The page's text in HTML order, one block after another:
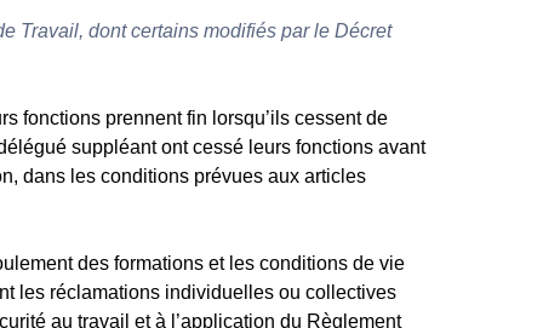
Travail, dont certains modifiés par le Décret
fonctions prennent fin lorsqu’ils cessent de
suppléant ont cessé leurs fonctions avant
dans les conditions prévues aux articles
des formations et les conditions de vie
les réclamations individuelles ou collectives
au travail et à l’application du Règlement